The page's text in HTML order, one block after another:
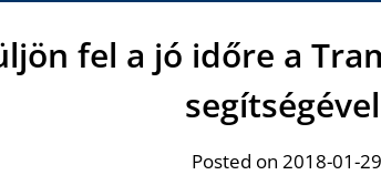
fel a jó időre a
Posted on 2018-01-29